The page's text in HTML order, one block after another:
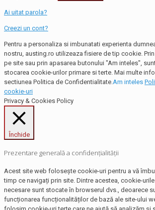
Ai uitat parola?
Creezi un cont?
Pentru a personaliza si imbunatati experienta
nostru, austing.ro utilizeaza fisiere de tip cookie.
pe site sau prin apasarea butonului "Am inteles",
stocarea cookie-urilor primare si terte. Mai multe
sectiunea Politica de Confidentialitate. Am inteles
cookie-uri
Privacy & Cookies Policy
Închide
Prezentare generală a confidențialității
Acest site web folosește cookie-uri pentru a vă
timp ce navigați prin site. Dintre acestea, cookie-
necesare sunt stocate în browserul dvs., deoarece
funcționarea funcționalităților de bază ale site-ului